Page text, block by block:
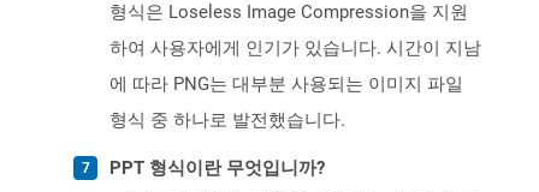
형식은 Loseless Image Compression을 지원
하여 사용자에게 인기가 있습니다. 시간이 지남
에 따라 PNG는 대부분 사용되는 이미지 파일
형식 중 하나로 발전했습니다.
PPT 형식이란 무엇입니까?